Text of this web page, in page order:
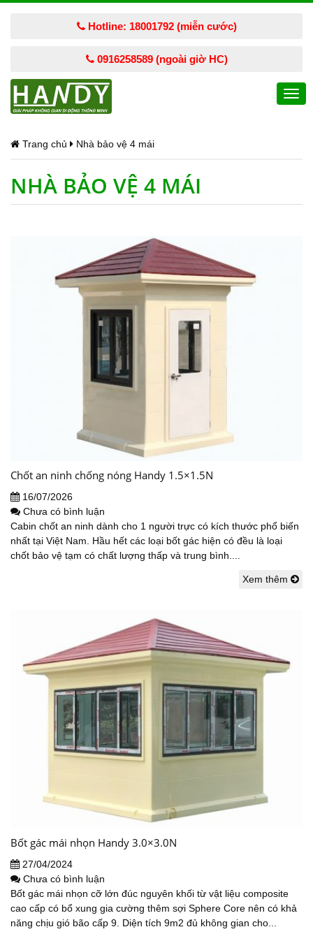
Hotline: 18001792 (miễn cước)
0916258589 (ngoài giờ HC)
Trang chủ Nhà bảo vệ 4 mái
NHÀ BẢO VỆ 4 MÁI
Chốt an ninh chống nóng Handy 1.5×1.5N
16/07/2026
Chưa có bình luận
Cabin chốt an ninh dành cho 1 người trực có kích thước phổ biến
nhất tại Việt Nam. Hầu hết các loại bốt gác hiện có đều là loại
chốt bảo vệ tạm có chất lượng thấp và trung bình....
Xem thêm
Bốt gác mái nhọn Handy 3.0×3.0N
27/04/2024
Chưa có bình luận
Bốt gác mái nhọn cỡ lớn đúc nguyên khối từ vật liệu composite
cao cấp có bổ xung gia cường thêm sợi Sphere Core nên có khả
năng chịu gió bão cấp 9. Diện tích 9m2 đủ không gian cho...